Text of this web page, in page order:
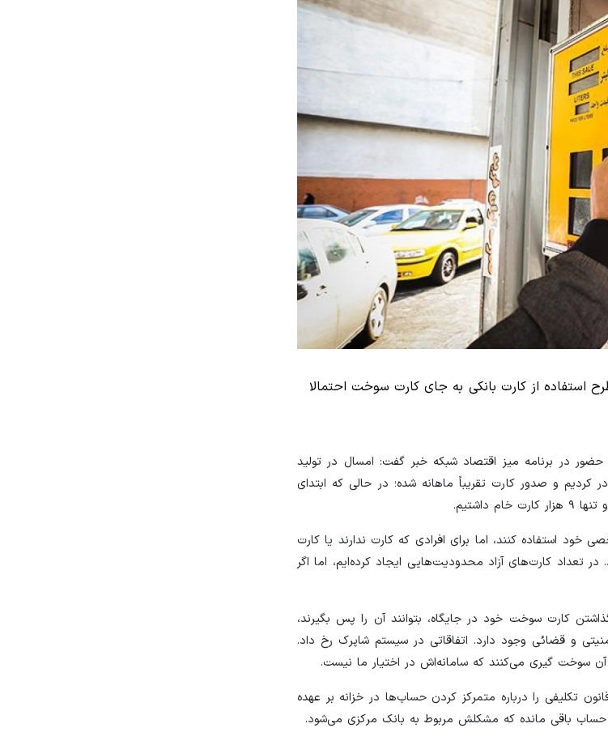
از کارت بانکی به جای کارت سوخت احتمالا
در برنامه میز اقتصاد شبکه خبر گفت: امسال در تولید
دهم میلیون کارت سوخت را صادر کردیم و صدور کارت تقریباً ماهانه شده؛ در حالی که ابتدای
استفاده کنند، اما برای افرادی که کارت ندارند یا کارت
در تعداد کارت‌های آزاد محدودیت‌هایی ایجاد کرده‌ایم، اما اگر
کارت سوخت خود در جایگاه، بتوانند آن را پس بگیرند،
و قضائی وجود دارد. اتفاقاتی در سیستم شاپرک رخ داد.
آن سوخت گیری می‌کنند که سامانه‌اش در اختیار ما نیست.
تکلیفی را درباره متمرکز کردن حساب‌ها در خزانه بر عهده
حساب باقی مانده که مشکلش مربوط به بانک مرکزی می‌شود.